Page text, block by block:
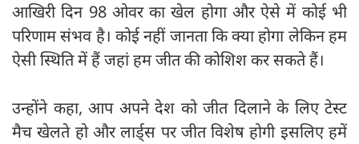
आखिरी दिन 98 ओवर का खेल होगा और ऐसे में कोई भी
परिणाम संभव है। कोई नहीं जानता कि क्या होगा लेकिन हम
ऐसी स्थिति में हैं जहां हम जीत की कोशिश कर सकते हैं।
उन्होंने कहा, आप अपने देश को जीत दिलाने के लिए टेस्ट
मैच खेलते हो और लार्ड्स पर जीत विशेष होगी इसलिए हमें